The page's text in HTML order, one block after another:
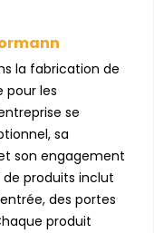
la fabrication de
pour les
se
sa
son engagement
de produits inclut
des portes
produit